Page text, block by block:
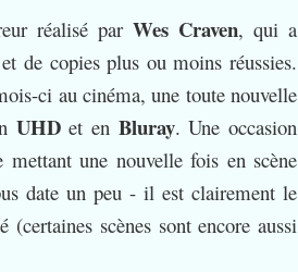
réalisé par Wes Craven, qui a
de copies plus ou moins réussies.
ci au cinéma, une toute nouvelle
UHDet en Bluray. Une occasion
une nouvelle fois en scène
date un peu - il est clairement le
scènes sont encore aussi